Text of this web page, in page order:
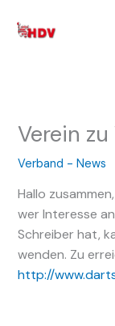
Inhalt
Verein zu
Verband - News
Hallo zusammen,
wer Interesse
Schreiber hat,
wenden. Zu
http://